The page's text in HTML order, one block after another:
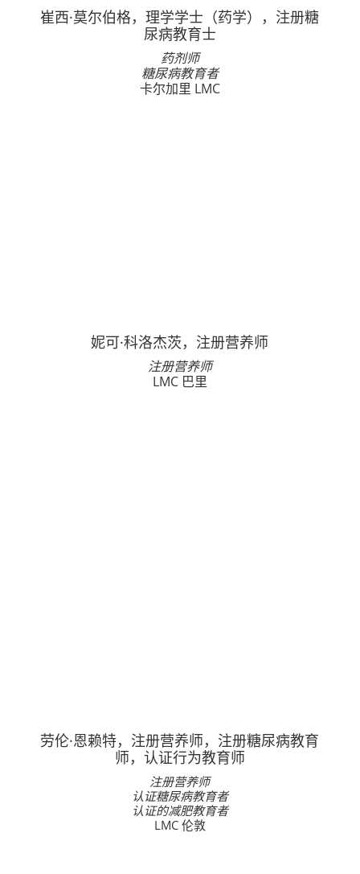
崔西·莫尔伯格，理学学士（药学），注册糖
尿病教育士
药剂师
糖尿病教育者
卡尔加里 LMC
妮可·科洛杰茨，注册营养师
注册营养师
LMC 巴里
劳伦·恩赖特，注册营养师，注册糖尿病教育
师，认证行为教育师
注册营养师
认证糖尿病教育者
认证的减肥教育者
LMC 伦敦